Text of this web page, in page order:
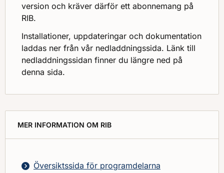
version och kräver därför ett abonnemang på
RIB.
Installationer, uppdateringar och dokumentation
laddas ner från vår nedladdningssida. Länk till
nedladdningssidan finner du längre ned på
denna sida.
MER INFORMATION OM RIB
Översiktssida för programdelarna